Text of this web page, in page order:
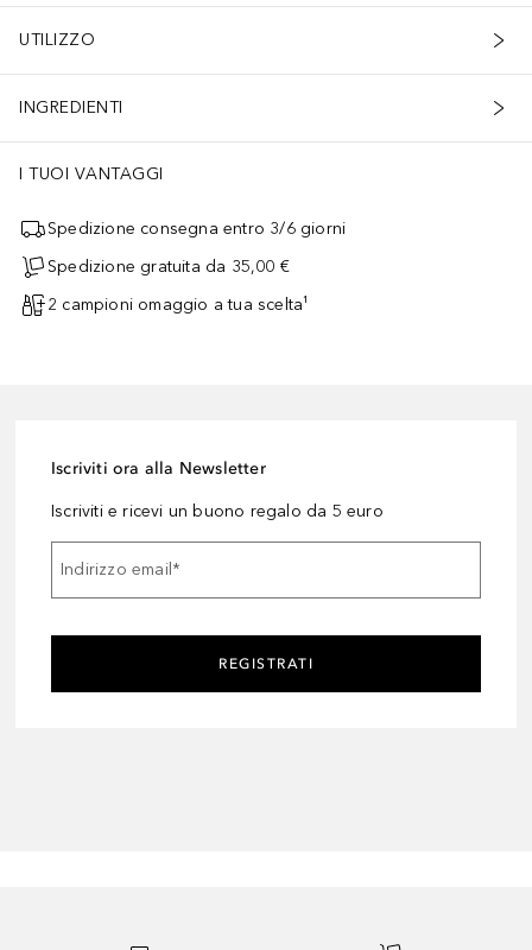
UTILIZZO
INGREDIENTI
I TUOI VANTAGGI
Spedizione consegna entro 3/6 giorni
Spedizione gratuita da 35,00 €
2 campioni omaggio a tua scelta¹
Iscriviti ora alla Newsletter
Iscriviti e ricevi un buono regalo da 5 euro
Indirizzo email*
REGISTRATI